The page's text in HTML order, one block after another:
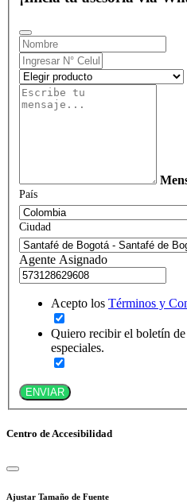
País
Ciudad
Agente Asignado
Acepto los Términos y
Quiero recibir el boletín
especiales.
ENVIAR
Centro de Accesibilidad
Ajustar Tamaño de Fuente